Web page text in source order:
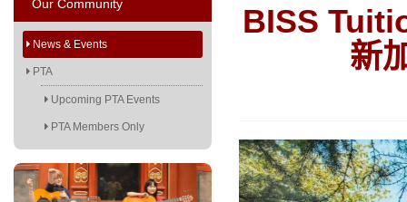
Our Community
News & Events
PTA
Upcoming PTA Events
PTA Members Only
BISS
新